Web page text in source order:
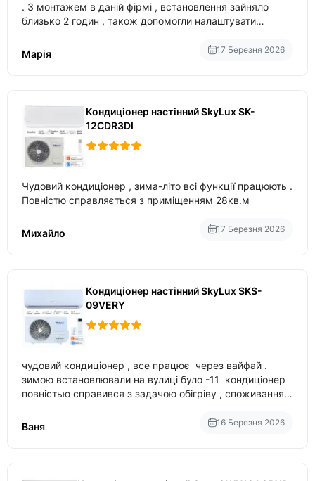
. З монтажем в даній фірмі , встановлення зайняло
близько 2 годин , також допомогли налаштувати
Марія
17 Березня 2026
Кондиціонер настінний SkyLux SK-
12CDR3DI
Чудовий кондиціонер , зима-літо всі функції працюють .
Повністю справляється з приміщенням 28кв.м
Михайло 17 Березня 2026
Кондиціонер настінний SkyLux SKS-
09VERY
чудовий кондиціонер , все працює через вайфай .
зимою встановлювали на вулиці було -11 кондиціонер
повністью справився з задачою обігріву , споживання
температури
Ваня 16 Березня 2026